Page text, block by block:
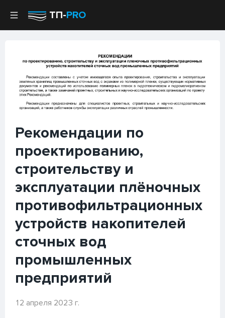
ТП-PRO
Рекомендации по
проектированию,
строительству и
эксплуатации плёночных
противофильтрационных
устройств накопителей
сточных вод
промышленных
предприятий
12 апреля 2023 г.